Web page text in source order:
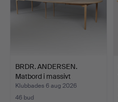
BRDR. ANDERSEN.
Matbord i massivt
såpabeha…
Klubbades 6 aug 2026
46 bud